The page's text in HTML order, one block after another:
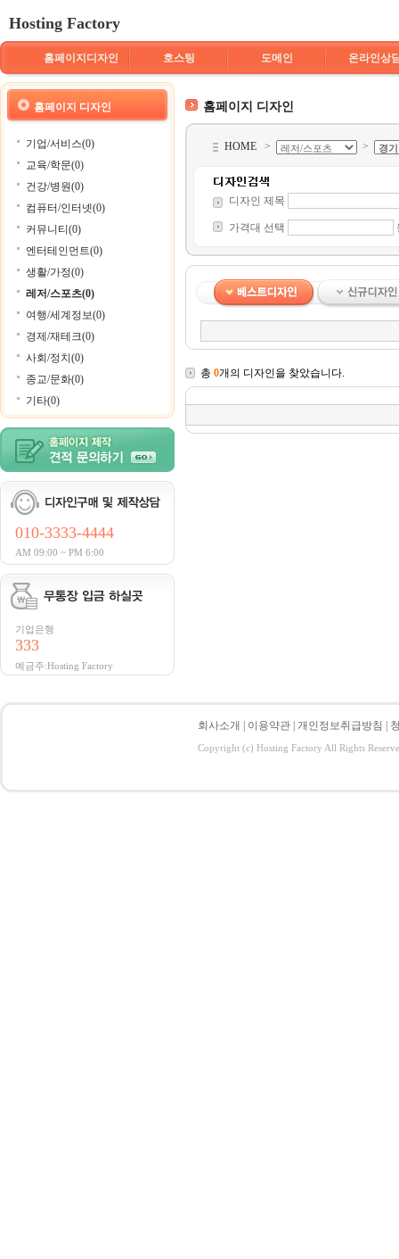
Hosting Factory
홈페이지디자인 호스팅 도메인 온라인상
홈페이지 디자인
기업/서비스(0)
교육/학문(0)
건강/병원(0)
컴퓨터/인터넷(0)
커뮤니티(0)
엔터테인먼트(0)
생활/가정(0)
레저/스포츠(0)
여행/세계정보(0)
경제/재테크(0)
사회/정치(0)
종교/문화(0)
기타(0)
010-3333-4444
AM 09:00 ~ PM 6:00
기업은행
333
예금주:Hosting Factory
홈페이지 디자인
HOME > >
디자인 제목
가격대 선택
총 0개의 디자인을 찾았습니다.
회사소개 이용약관 개인정보취급방침
Copyright (c) Hosting Factory All Rights